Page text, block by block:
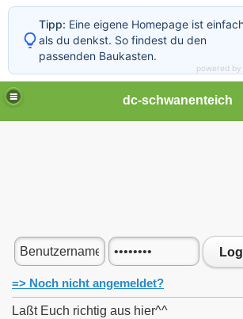
dc-schwanenteich
=> Noch nicht angemeldet?
Laßt Euch richtig aus hier^^
Tipp: Eine eigene Homepage ist
als du denkst. So findest du den
passenden Baukasten.
powered